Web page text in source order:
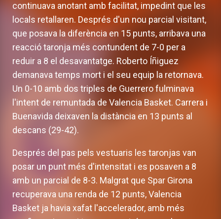
continuava anotant amb facilitat, impedint que les
locals retallaren. Després d'un nou parcial visitant,
que posava la diferència en 15 punts, arribava una
reacció taronja més contundent de 7-0 per a
reduir a 8 el desavantatge. Roberto Íñiguez
demanava temps mort i el seu equip la retornava.
Un 0-10 amb dos triples de Guerrero fulminava
l'intent de remuntada de Valencia Basket. Carrera i
Buenavida deixaven la distància en 13 punts al
descans (29-42).
Després del pas pels vestuaris les taronjas van
posar un punt més d'intensitat i es posaven a 8
amb un parcial de 8-3. Malgrat que Spar Girona
recuperava una renda de 12 punts, Valencia
Basket ja havia xafat l'accelerador, amb més